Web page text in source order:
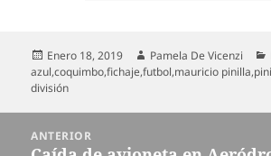
Publicado
el
Enero 18, 2019 Autor
Pamela De Vicenzi
azul,coquimbo,fichaje,futbol,mauricio pinilla,
división
ANTERIOR